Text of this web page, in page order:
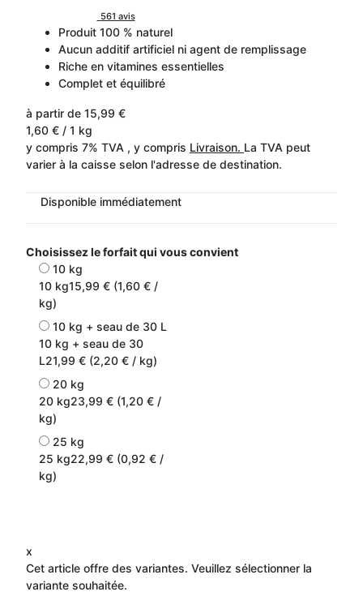
561 avis
Produit 100 % naturel
Aucun additif artificiel ni agent de remplissage
Riche en vitamines essentielles
Complet et équilibré
à partir de 15,99 €
1,60 € / 1 kg
y compris 7% TVA , y compris Livraison. La TVA peut
varier à la caisse selon l'adresse de destination.
Disponible immédiatement
Choisissez le forfait qui vous convient
10 kg
10 kg15,99 € (1,60 € /
kg)
10 kg + seau de 30 L
10 kg + seau de 30
L21,99 € (2,20 € / kg)
20 kg
20 kg23,99 € (1,20 € /
kg)
25 kg
25 kg22,99 € (0,92 € /
kg)
x
Cet article offre des variantes. Veuillez sélectionner la
variante souhaitée.